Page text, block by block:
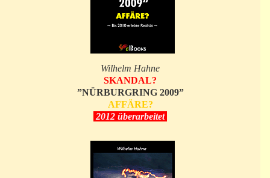
Wilhelm Hahne
SKANDAL?
”NÜRBURGRING 2009”
AFFÄRE?
2012 überarbeitet